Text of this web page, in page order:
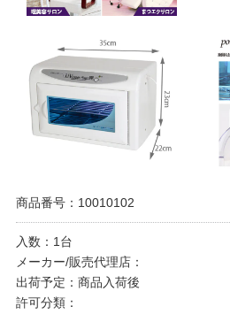
商品番号：10010102
入数：1台
メーカー/販売代理店：
出荷予定：商品入荷後
許可分類：